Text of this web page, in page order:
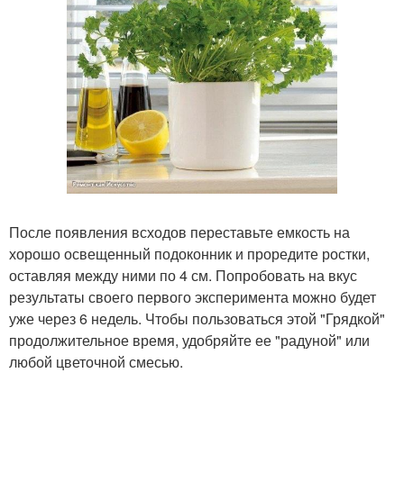
После появления всходов переставьте емкость на
хорошо освещенный подоконник и проредите ростки,
оставляя между ними по 4 см. Попробовать на вкус
результаты своего первого эксперимента можно будет
уже через 6 недель. Чтобы пользоваться этой "Грядкой"
продолжительное время, удобряйте ее "радуной" или
любой цветочной смесью.